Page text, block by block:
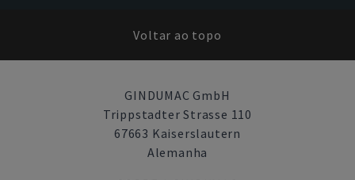
Voltar ao topo
GINDUMAC GmbH
Trippstadter Strasse 110
67663 Kaiserslautern
Alemanha